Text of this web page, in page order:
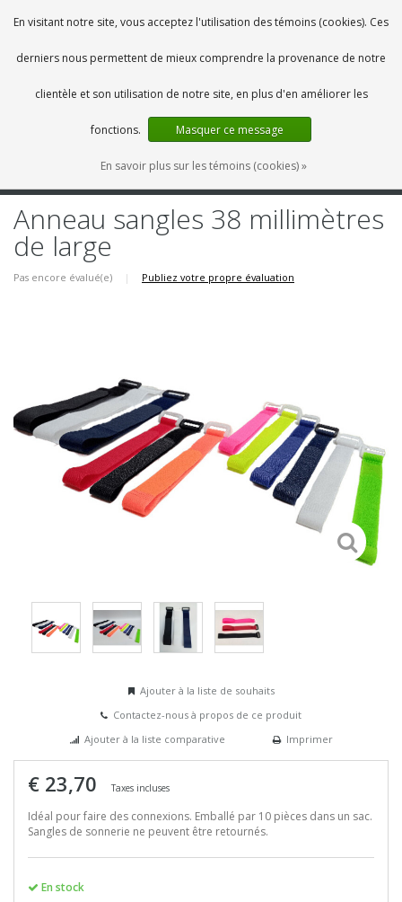
0 Articles
FR
Anneau sangles 38 millimètres
de large
Pas encore évalué(e) | Publiez votre propre évaluation
Ajouter à la liste de souhaits
Contactez-nous à propos de ce produit
Ajouter à la liste comparative
Imprimer
€ 23,70 Taxes incluses
Idéal pour faire des connexions. Emballé par 10 pièces dans un sac.
Sangles de sonnerie ne peuvent être retournés.
En stock
En visitant notre site, vous acceptez l'utilisation des témoins (cookies). Ces
derniers nous permettent de mieux comprendre la provenance de notre
clientèle et son utilisation de notre site, en plus d'en améliorer les
fonctions. Masquer ce message
En savoir plus sur les témoins (cookies) »